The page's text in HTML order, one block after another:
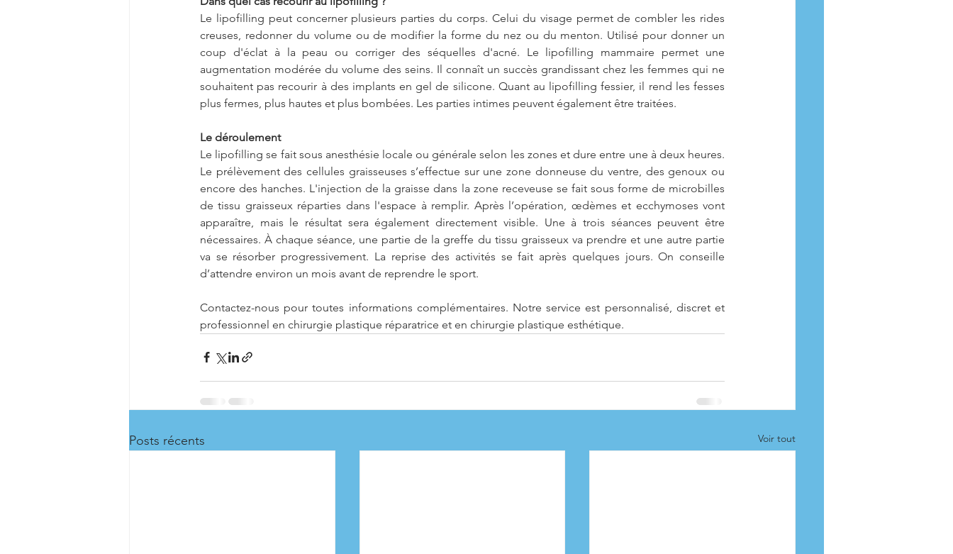
Le lipofilling peut concerner plusieurs parties du corps. Celui du visage permet de combler les rides
creuses, redonner du volume ou de modifier la forme du nez ou du menton. Utilisé pour donner un
coup d'éclat à la peau ou corriger des séquelles d'acné. Le lipofilling mammaire permet une
augmentation modérée du volume des seins. Il connaît un succès grandissant chez les femmes qui ne
souhaitent pas recourir à des implants en gel de silicone. Quant au lipofilling fessier, il rend les fesses
plus fermes, plus hautes et plus bombées. Les parties intimes peuvent également être traitées.
Le déroulement
Le lipofilling se fait sous anesthésie locale ou générale selon les zones et dure entre une à deux heures.
Le prélèvement des cellules graisseuses s’effectue sur une zone donneuse du ventre, des genoux ou
encore des hanches. L'injection de la graisse dans la zone receveuse se fait sous forme de microbilles
de tissu graisseux réparties dans l'espace à remplir. Après l’opération, œdèmes et ecchymoses vont
apparaître, mais le résultat sera également directement visible. Une à trois séances peuvent être
nécessaires. À chaque séance, une partie de la greffe du tissu graisseux va prendre et une autre partie
va se résorber progressivement. La reprise des activités se fait après quelques jours. On conseille
d’attendre environ un mois avant de reprendre le sport.
Contactez-nous pour toutes informations complémentaires. Notre service est personnalisé, discret et
professionnel en chirurgie plastique réparatrice et en chirurgie plastique esthétique.
Posts récents Voir tout